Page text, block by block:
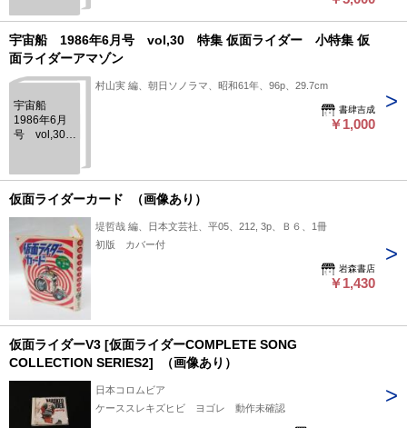
の仮面ライ
ダーカー
ド・コンプ
リートコレ
クション ＜
books :
Special＞
宇宙船 1986年6月号 vol,30 特集 仮面ライダー 小特集 仮
面ライダーアマゾン
宇宙船
1986年6月
号 vol,30
特集 仮面ラ
イダーアマ
ゾン
村山実 編、朝日ソノラマ、昭和61年、96p、29.7cm
書肆吉成
￥1,000
仮面ライダーカード （画像あり）
堤哲哉 編、日本文芸社、平05、212, 3p、Ｂ６、1冊
初版 カバー付
岩森書店
￥1,430
仮面ライダーV3 [仮面ライダーCOMPLETE SONG
COLLECTION SERIES2] （画像あり）
日本コロムビア
ケーススレキズヒビ ヨゴレ 動作未確認